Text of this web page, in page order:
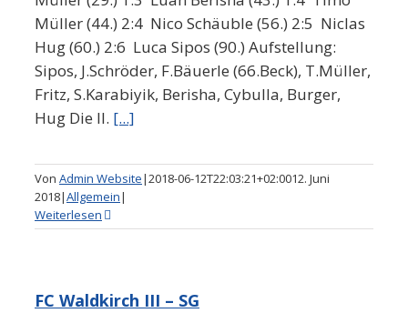
Müller (44.) 2:4 Nico Schäuble (56.) 2:5 Niclas
Hug (60.) 2:6 Luca Sipos (90.) Aufstellung:
Sipos, J.Schröder, F.Bäuerle (66.Beck), T.Müller,
Fritz, S.Karabiyik, Berisha, Cybulla, Burger,
Hug Die II. [...]
Von Admin Website|2018-06-12T22:03:21+02:0012. Juni
2018|Allgemein|
Weiterlesen
FC Waldkirch III – SG